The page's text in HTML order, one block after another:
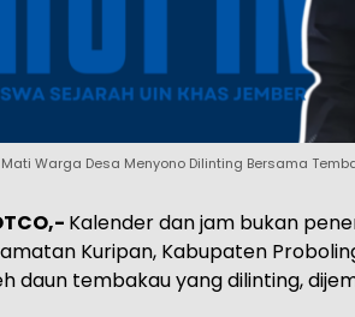
Warga Desa Menyono Dilinting Bersama
Kalender dan jam bukan
Kuripan, Kabupaten
daun tembakau yang dilinting,